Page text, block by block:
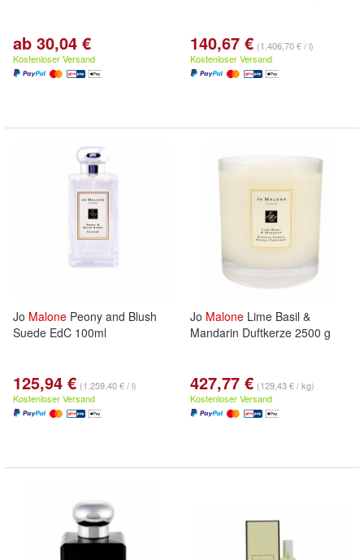
ab 30,04 €
Kostenloser Versand
140,67 € (1.406,70 € / l)
Kostenloser Versand
Jo Malone Peony and Blush
Suede EdC 100ml
125,94 € (1.259,40 € / l)
Kostenloser Versand
Jo Malone Lime Basil &
Mandarin Duftkerze 2500 g
427,77 € (129,43 € / kg)
Kostenloser Versand